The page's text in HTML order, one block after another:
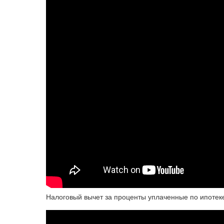
Налоговый вычет за проценты уплаченные по